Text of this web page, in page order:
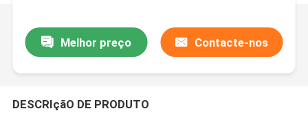
Melhor preço Contacte-nos
DESCRIçãO DE PRODUTO